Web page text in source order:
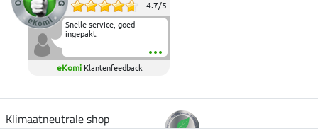
4.7/5
Snelle service, goed
ingepakt.
eKomi Klantenfeedback
Klimaatneutrale shop